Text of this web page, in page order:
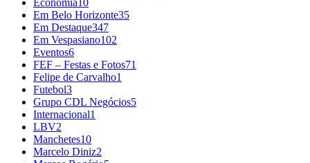
Economia10
Em Belo Horizonte35
Em Destaque347
Em Vespasiano102
Eventos6
FEF – Festas e Fotos71
Felipe de Carvalho1
Futebol3
Grupo CDL Negócios5
Internacional1
LBV2
Manchetes10
Marcelo Diniz2